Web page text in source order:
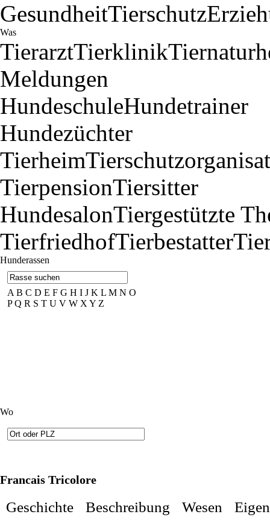
GesundheitTierschutz
Was
TierarztTierklinik
Meldungen
HundeschuleHundetrainer
Hundezüchter
Tierheim
TierpensionTiersitter
HundesalonTiergestützte
TierfriedhofTierbestatter
Hunderassen
A B C D E F G H I J K L M N O
P Q R S T U V W X Y Z
Wo
Francais Tricolore
Geschichte Beschreibung Wesen